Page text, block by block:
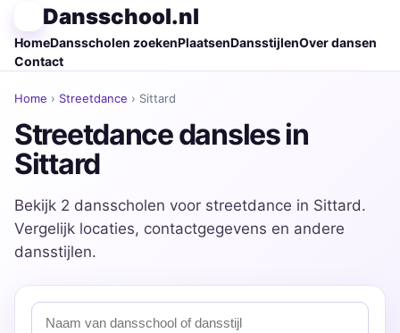
Dansschool.nl
HomeDansscholen zoekenPlaatsenDansstijlenOver dansen
Contact
Home › Streetdance › Sittard
Streetdance dansles in
Sittard
Bekijk 2 dansscholen voor streetdance in Sittard.
Vergelijk locaties, contactgegevens en andere
dansstijlen.